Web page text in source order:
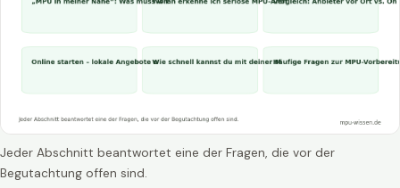
Jeder Abschnitt beantwortet eine der Fragen, die vor der
Begutachtung offen sind.